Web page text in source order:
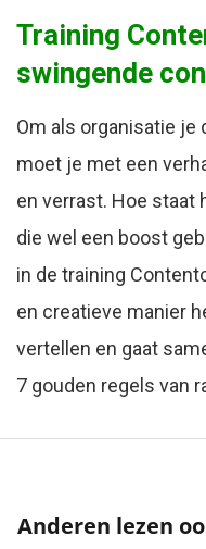
Training
swingende
Om als organisatie je
moet je met een
en verrast. Hoe staat
die wel een boost
in de training
en creatieve manier
vertellen en gaat
7 gouden regels van
Anderen lezen